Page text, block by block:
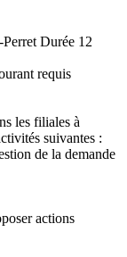
Durée 12
requis
les filiales à
suivantes :
de la demande
actions